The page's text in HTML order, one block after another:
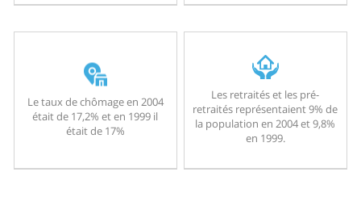
Le taux de chômage en 2004
était de 17,2% et en 1999 il
était de 17%
Les retraités et les pré-
retraités représentaient 9% de
la population en 2004 et 9,8%
en 1999.